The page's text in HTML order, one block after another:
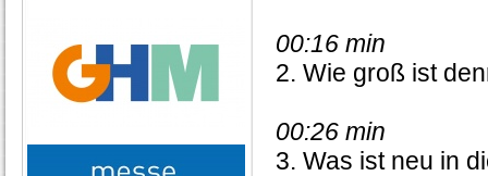
00:16 min
2. Wie groß ist
00:26 min
3. Was ist neu in